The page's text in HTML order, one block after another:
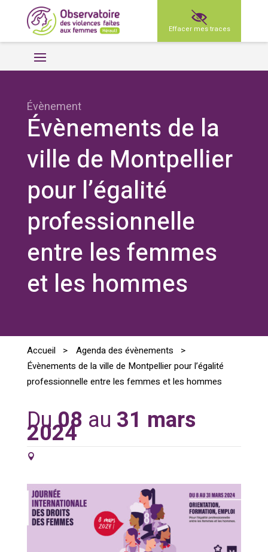
Effacer mes traces
Évènement
Évènements de la
ville de Montpellier
pour l’égalité
professionnelle
entre les femmes
et les hommes
Accueil > Agenda des évènements
>
Évènements de la ville de Montpellier pour l’égalité
professionnelle entre les femmes et les hommes
Du08 au 31 mars
2024